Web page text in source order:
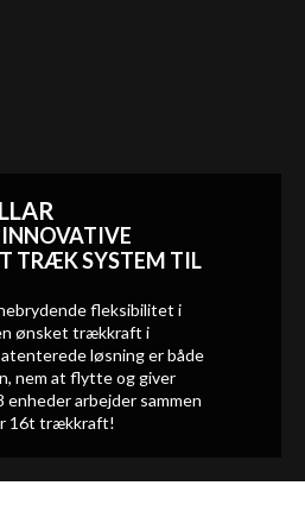
TRÆK SYSTEM TIL
fleksibilitet i
ønsket trækkraft i
løsning er både
nem at flytte og giver
arbejder sammen
16t trækkraft!